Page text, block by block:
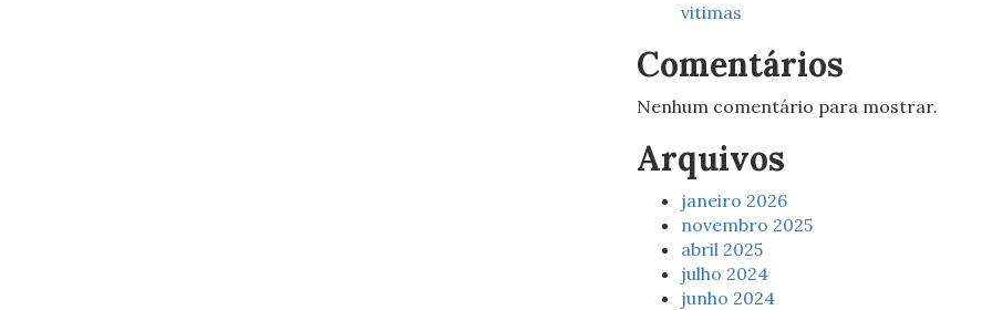
vitimas
Comentários
Nenhum comentário para mostrar.
Arquivos
janeiro 2026
novembro 2025
abril 2025
julho 2024
junho 2024